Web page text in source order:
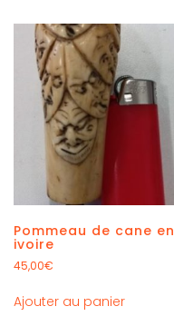
Pommeau de cane en
ivoire
45,00€
Ajouter au panier